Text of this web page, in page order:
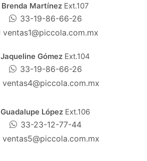
Brenda MartínezExt.107
33-19-86-66-26
ventas1@piccola.com.mx
Jaqueline GómezExt.104
33-19-86-66-26
ventas4@piccola.com.mx
Guadalupe López Ext.106
33-23-12-77-44
ventas5@piccola.com.mx